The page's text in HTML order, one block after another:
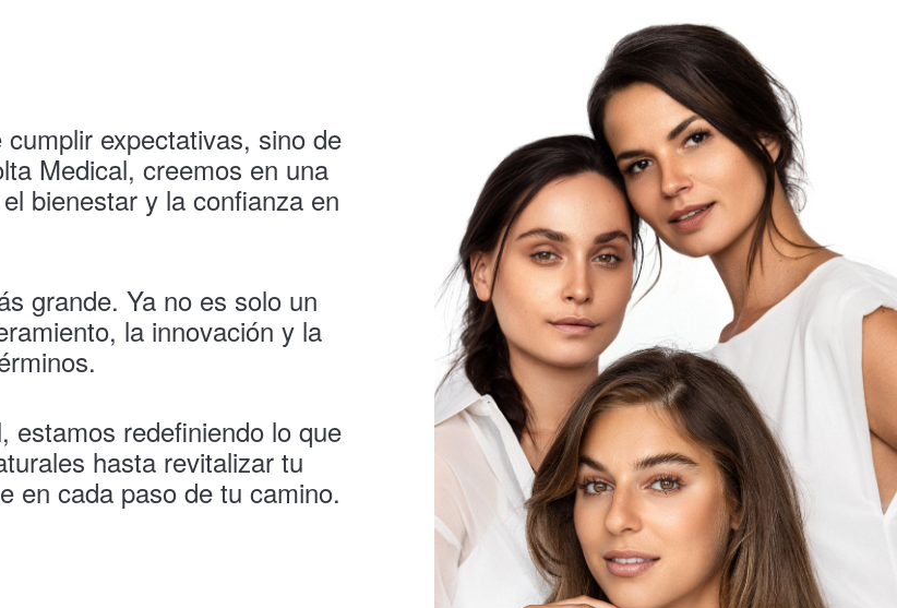
expectativas, sino de
Medical, creemos en una
bienestar y la confianza en
grande. Ya no es solo un
la innovación y la
estamos redefiniendo lo que
hasta revitalizar tu
en cada paso de tu camino.